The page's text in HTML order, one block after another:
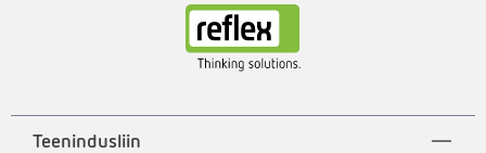
Teenindusliin